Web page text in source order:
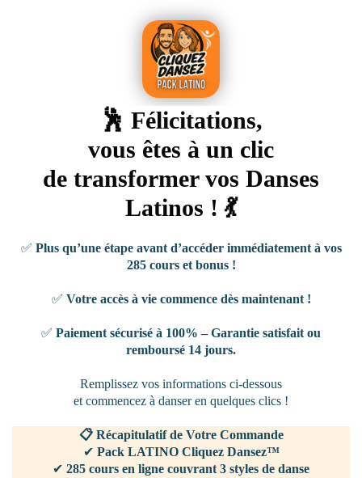
🕺 Félicitations,
vous êtes à un clic
de transformer vos Danses
Latinos ! 💃
✅ Plus qu’une étape avant d’accéder immédiatement à vos
285 cours et bonus !
✅ Votre accès à vie commence dès maintenant !
✅ Paiement sécurisé à 100% – Garantie satisfait ou
remboursé 14 jours.
Remplissez vos informations ci-dessous
et commencez à danser en quelques clics !
📋 Récapitulatif de Votre Commande
✔ Pack LATINO Cliquez Dansez™
✔ 285 cours en ligne couvrant 3 styles de danse